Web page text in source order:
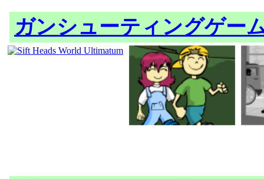
ガンシューティングゲー